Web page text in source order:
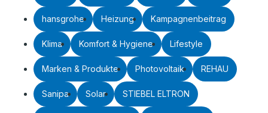
hansgrohe Heizung Kampagnenbeitrag
Klima Komfort & Hygiene Lifestyle
Marken & Produkte Photovoltaik REHAU
Sanipa Solar STIEBEL ELTRON